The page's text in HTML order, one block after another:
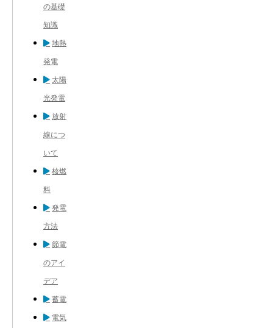
の基礎
知識
地熱
発電
太陽
光発電
放射
線につ
いて
核燃
料
発電
方法
節電
のアイ
デア
蓄電
電気